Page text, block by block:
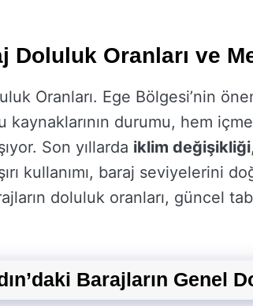
Doluluk Oranları ve
Oranları. Ege Bölgesi’nin
kaynaklarının durumu, hem
Son yıllarda iklim değişikliği,
kullanımı, baraj seviyelerini
doluluk oranları, güncel
Barajların Genel